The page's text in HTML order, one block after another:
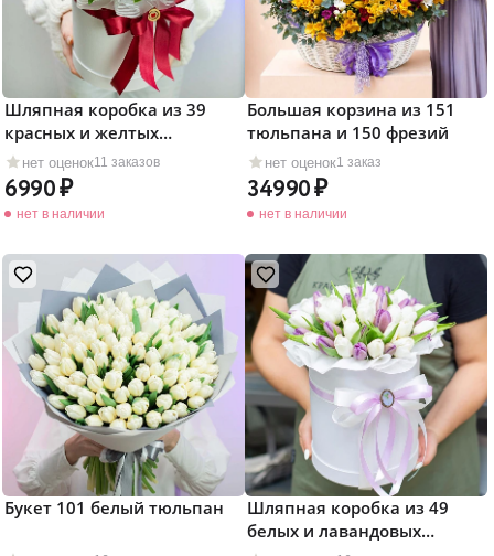
нет оценок11 заказов
Шляпная коробка из 39
красных и желтых
тюльпанов
6990
нет в наличии
нет оценок1 заказ
Большая корзина из 151
тюльпана и 150 фрезий
34990
нет в наличии
Букет 101 белый тюльпан
Шляпная коробка из 49
белых и лавандовых